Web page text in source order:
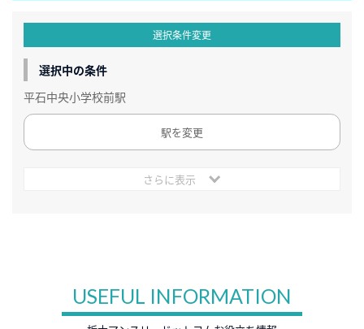
選択条件変更
選択中の条件
平石中央小学校前駅
駅を変更
さらに表示
USEFUL INFORMATION